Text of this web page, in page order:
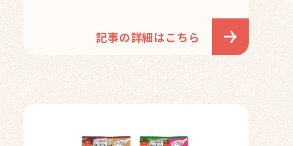
記事の詳細はこちら